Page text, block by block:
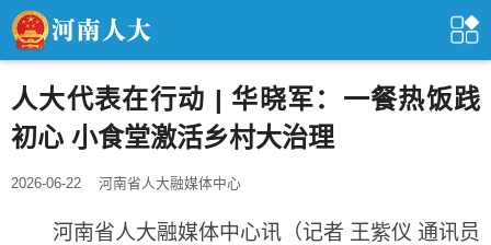
人大代表在行动 | 华晓军：一餐热饭践
初心 小食堂激活乡村大治理
2026-06-22 河南省人大融媒体中心
河南省人大融媒体中心讯（记者 王紫仪 通讯员